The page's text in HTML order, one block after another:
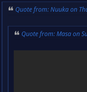
Quote from: Nuuka on
Quote from: Masa on